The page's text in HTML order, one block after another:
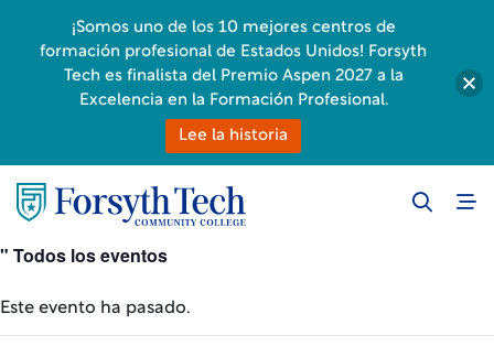
" Todos los eventos
Este evento ha pasado.
¡Somos uno de los 10 mejores centros de
formación profesional de Estados Unidos! Forsyth
Tech es finalista del Premio Aspen 2027 a la
Excelencia en la Formación Profesional.
Lee la historia